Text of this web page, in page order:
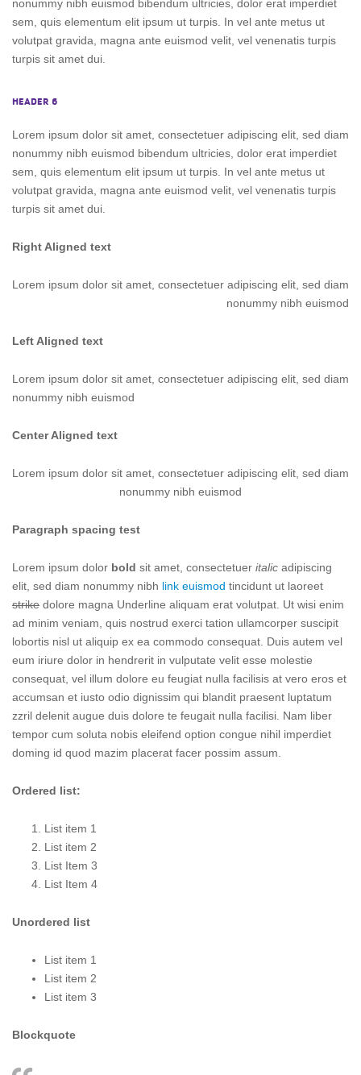
nonummy nibh euismod bibendum ultricies, dolor erat imperdiet
sem, quis elementum elit ipsum ut turpis. In vel ante metus ut
volutpat gravida, magna ante euismod velit, vel venenatis turpis
turpis sit amet dui.
HEADER 6
Lorem ipsum dolor sit amet, consectetuer adipiscing elit, sed diam
nonummy nibh euismod bibendum ultricies, dolor erat imperdiet
sem, quis elementum elit ipsum ut turpis. In vel ante metus ut
volutpat gravida, magna ante euismod velit, vel venenatis turpis
turpis sit amet dui.
Right Aligned text
Lorem ipsum dolor sit amet, consectetuer adipiscing elit, sed diam
nonummy nibh euismod
Left Aligned text
Lorem ipsum dolor sit amet, consectetuer adipiscing elit, sed diam
nonummy nibh euismod
Center Aligned text
Lorem ipsum dolor sit amet, consectetuer adipiscing elit, sed diam
nonummy nibh euismod
Paragraph spacing test
Lorem ipsum dolor bold sit amet, consectetuer italic adipiscing
elit, sed diam nonummy nibh link euismod tincidunt ut laoreet
strike dolore magna Underline aliquam erat volutpat. Ut wisi enim
ad minim veniam, quis nostrud exerci tation ullamcorper suscipit
lobortis nisl ut aliquip ex ea commodo consequat. Duis autem vel
eum iriure dolor in hendrerit in vulputate velit esse molestie
consequat, vel illum dolore eu feugiat nulla facilisis at vero eros et
accumsan et iusto odio dignissim qui blandit praesent luptatum
zzril delenit augue duis dolore te feugait nulla facilisi. Nam liber
tempor cum soluta nobis eleifend option congue nihil imperdiet
doming id quod mazim placerat facer possim assum.
Ordered list:
List item 1
List item 2
List Item 3
List Item 4
Unordered list
List item 1
List item 2
List item 3
Blockquote